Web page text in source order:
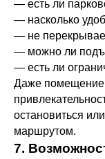
— есть ли
— насколько
— не
— можно ли
— есть ли
Даже помещение
остановиться
маршрутом.
7.